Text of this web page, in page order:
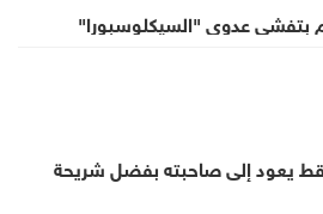
بتفشي عدوى "السيكلوسبورا"
قط يعود إلى صاحبته بفضل شريحة